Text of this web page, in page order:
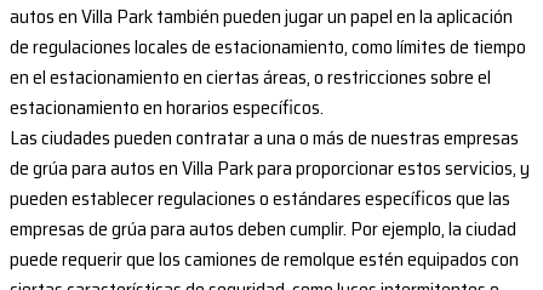
autos en Villa Park también pueden jugar un papel en la aplicación
de regulaciones locales de estacionamiento, como límites de tiempo
en el estacionamiento en ciertas áreas, o restricciones sobre el
estacionamiento en horarios específicos.
Las ciudades pueden contratar a una o más de nuestras empresas
de grúa para autos en Villa Park para proporcionar estos servicios, y
pueden establecer regulaciones o estándares específicos que las
empresas de grúa para autos deben cumplir. Por ejemplo, la ciudad
puede requerir que los camiones de remolque estén equipados con